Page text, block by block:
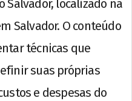
Salvador, localizado na
Salvador. O conteúdo
técnicas que
suas próprias
e despesas do